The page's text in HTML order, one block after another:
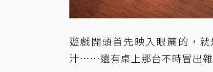
遊戲開頭首先映入眼簾的，
汁……還有桌上那台不時冒出雜